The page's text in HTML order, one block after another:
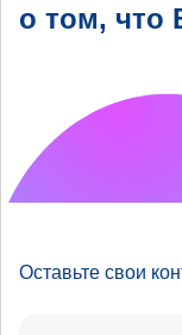
о том, что
Оставьте свои